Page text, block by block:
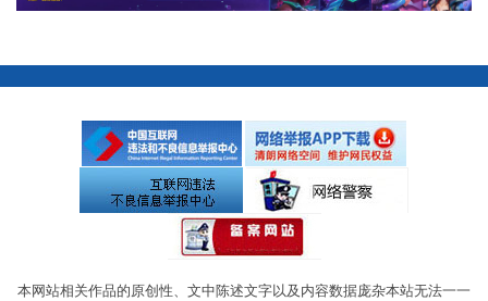
本网站相关作品的原创性、文中陈述文字以及内容数据庞杂本站无法一一